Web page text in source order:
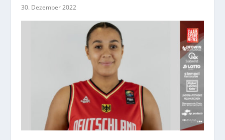
30. Dezember 2022